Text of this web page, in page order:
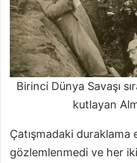
Birinci Dünya Savaşı
kutlayan
Çatışmadaki duraklama
gözlemlenmedi ve her